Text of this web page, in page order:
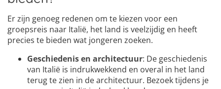
Er zijn genoeg redenen om te kiezen voor een
groepsreis naar Italië, het land is veelzijdig en heeft
precies te bieden wat jongeren zoeken.
Geschiedenis en architectuur: De geschiedenis
van Italië is indrukwekkend en overal in het land
terug te zien in de architectuur. Bezoek tijdens je